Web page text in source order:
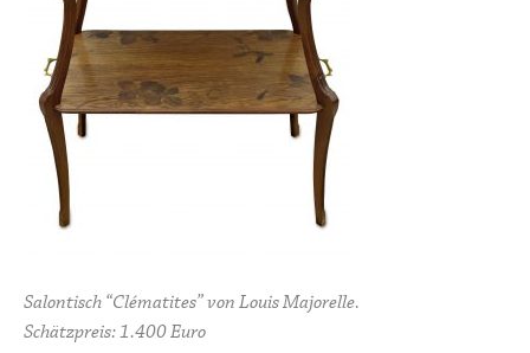
Salontisch “Clématites” von Louis Majorelle.
Schätzpreis: 1.400 Euro